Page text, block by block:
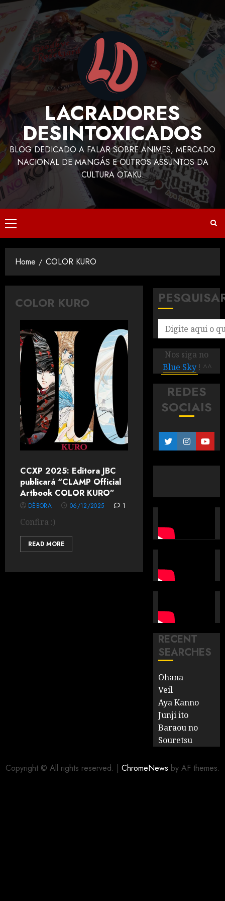
LACRADORES
DESINTOXICADOS
BLOG DEDICADO A FALAR SOBRE ANIMES, MERCADO
NACIONAL DE MANGÁS E OUTROS ASSUNTOS DA
CULTURA OTAKU.
Home COLOR KURO
COLOR KURO
CCXP 2025: Editora JBC
publicará “CLAMP Official
Artbook COLOR KURO”
DÉBORA 06/12/2025 1
Confira :)
READ MORE
Nos siga no
Blue Sky ! ^^
REDES
SOCIAIS
RECENT
SEARCHES
Ohana
Veil
Aya Kanno
Junji ito
Baraou no
Souretsu
Copyright © All rights reserved. | ChromeNews by AF themes.